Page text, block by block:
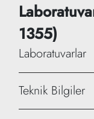
1355)
Laboratuvarlar
Teknik Bilgiler